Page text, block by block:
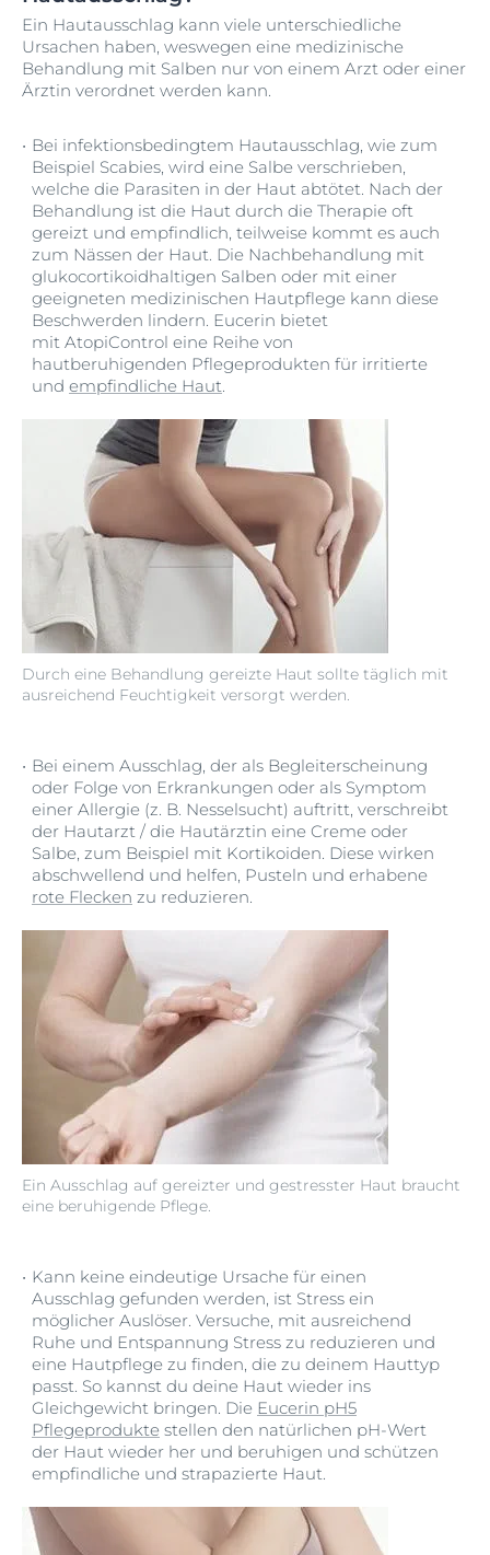
Ein Hautausschlag kann viele unterschiedliche
Ursachen haben, weswegen eine medizinische
Behandlung mit Salben nur von einem Arzt oder einer
Ärztin verordnet werden kann.
Durch eine Behandlung gereizte Haut sollte täglich mit
ausreichend Feuchtigkeit versorgt werden.
Bei infektionsbedingtem Hautausschlag, wie zum
Beispiel Scabies, wird eine Salbe verschrieben,
welche die Parasiten in der Haut abtötet. Nach der
Behandlung ist die Haut durch die Therapie oft
gereizt und empfindlich, teilweise kommt es auch
zum Nässen der Haut. Die Nachbehandlung mit
glukocortikoidhaltigen Salben oder mit einer
geeigneten medizinischen Hautpflege kann diese
Beschwerden lindern. Eucerin bietet
mit AtopiControl eine Reihe von
hautberuhigenden Pflegeprodukten für irritierte
und empfindliche Haut.
Ein Ausschlag auf gereizter und gestresster Haut braucht
eine beruhigende Pflege.
Bei einem Ausschlag, der als Begleiterscheinung
oder Folge von Erkrankungen oder als Symptom
einer Allergie (z. B. Nesselsucht) auftritt, verschreibt
der Hautarzt / die Hautärztin eine Creme oder
Salbe, zum Beispiel mit Kortikoiden. Diese wirken
abschwellend und helfen, Pusteln und erhabene
rote Flecken zu reduzieren.
Kann keine eindeutige Ursache für einen
Ausschlag gefunden werden, ist Stress ein
möglicher Auslöser. Versuche, mit ausreichend
Ruhe und Entspannung Stress zu reduzieren und
eine Hautpflege zu finden, die zu deinem Hauttyp
passt. So kannst du deine Haut wieder ins
Gleichgewicht bringen. Die Eucerin pH5
Pflegeprodukte stellen den natürlichen pH-Wert
der Haut wieder her und beruhigen und schützen
empfindliche und strapazierte Haut.